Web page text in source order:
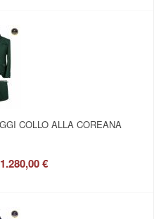
COLLO ALLA COREANA
1.280,00 €